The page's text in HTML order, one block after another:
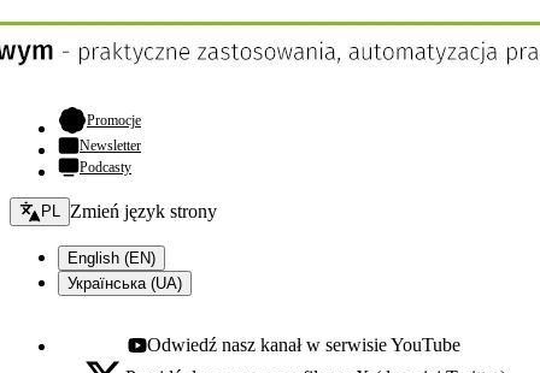
Promocje- otwiera się w nowej karcie
Newsletter
Podcasty
Zmień język - bieżący:
PL Zmień język strony
English (EN)
Українська (UA)
Youtube - otwiera się w nowej karcie
Odwiedź nasz kanał w serwisie YouTube